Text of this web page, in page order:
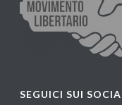
SEGUICI SUI